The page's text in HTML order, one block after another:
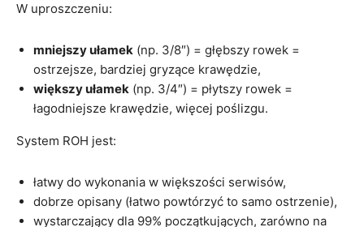
W uproszczeniu:
mniejszy ułamek (np. 3/8″) = głębszy rowek =
ostrzejsze, bardziej gryzące krawędzie,
większy ułamek (np. 3/4″) = płytszy rowek =
łagodniejsze krawędzie, więcej poślizgu.
System ROH jest:
łatwy do wykonania w większości serwisów,
dobrze opisany (łatwo powtórzyć to samo ostrzenie),
wystarczający dla 99% początkujących, zarówno na